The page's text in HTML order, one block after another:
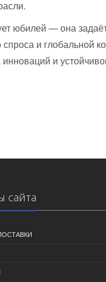
юбилей — она
и глобальной
и
сайта